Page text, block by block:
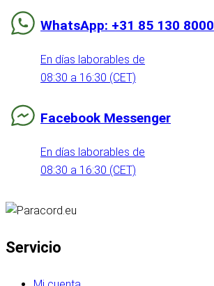
WhatsApp: +31 85 130 8000
En días laborables de
08:30 a 16:30 (CET)
Facebook Messenger
En días laborables de
08:30 a 16:30 (CET)
Servicio